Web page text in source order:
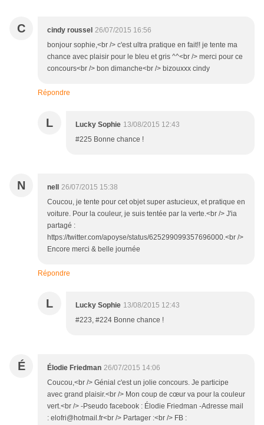
C cindy roussel 26/07/2015 16:56
bonjour sophie,<br /> c'est ultra pratique en fait!! je tente ma
chance avec plaisir pour le bleu et gris ^^<br /> merci pour ce
concours<br /> bon dimanche<br /> bizouxxx cindy
Répondre
L Lucky Sophie 13/08/2015 12:43
#225 Bonne chance !
N nell
26/07/2015 15:38
Coucou, je tente pour cet objet super astucieux, et pratique en
voiture. Pour la couleur, je suis tentée par la verte.<br /> J'ia
partagé :
https://twitter.com/apoyse/status/625299099357696000.<br />
Encore merci & belle journée
Répondre
L Lucky Sophie 13/08/2015 12:43
#223, #224 Bonne chance !
É Élodie Friedman 26/07/2015 14:06
Coucou,<br /> Génial c'est un jolie concours. Je participe
avec grand plaisir.<br /> Mon coup de cœur va pour la couleur
vert.<br /> -Pseudo facebook : Élodie Friedman -Adresse mail
: elofri@hotmail.fr<br /> Partager :<br /> FB :